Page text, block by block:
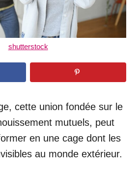
shutterstock
cette union fondée sur le
mutuels, peut
en une cage dont les
au monde extérieur.